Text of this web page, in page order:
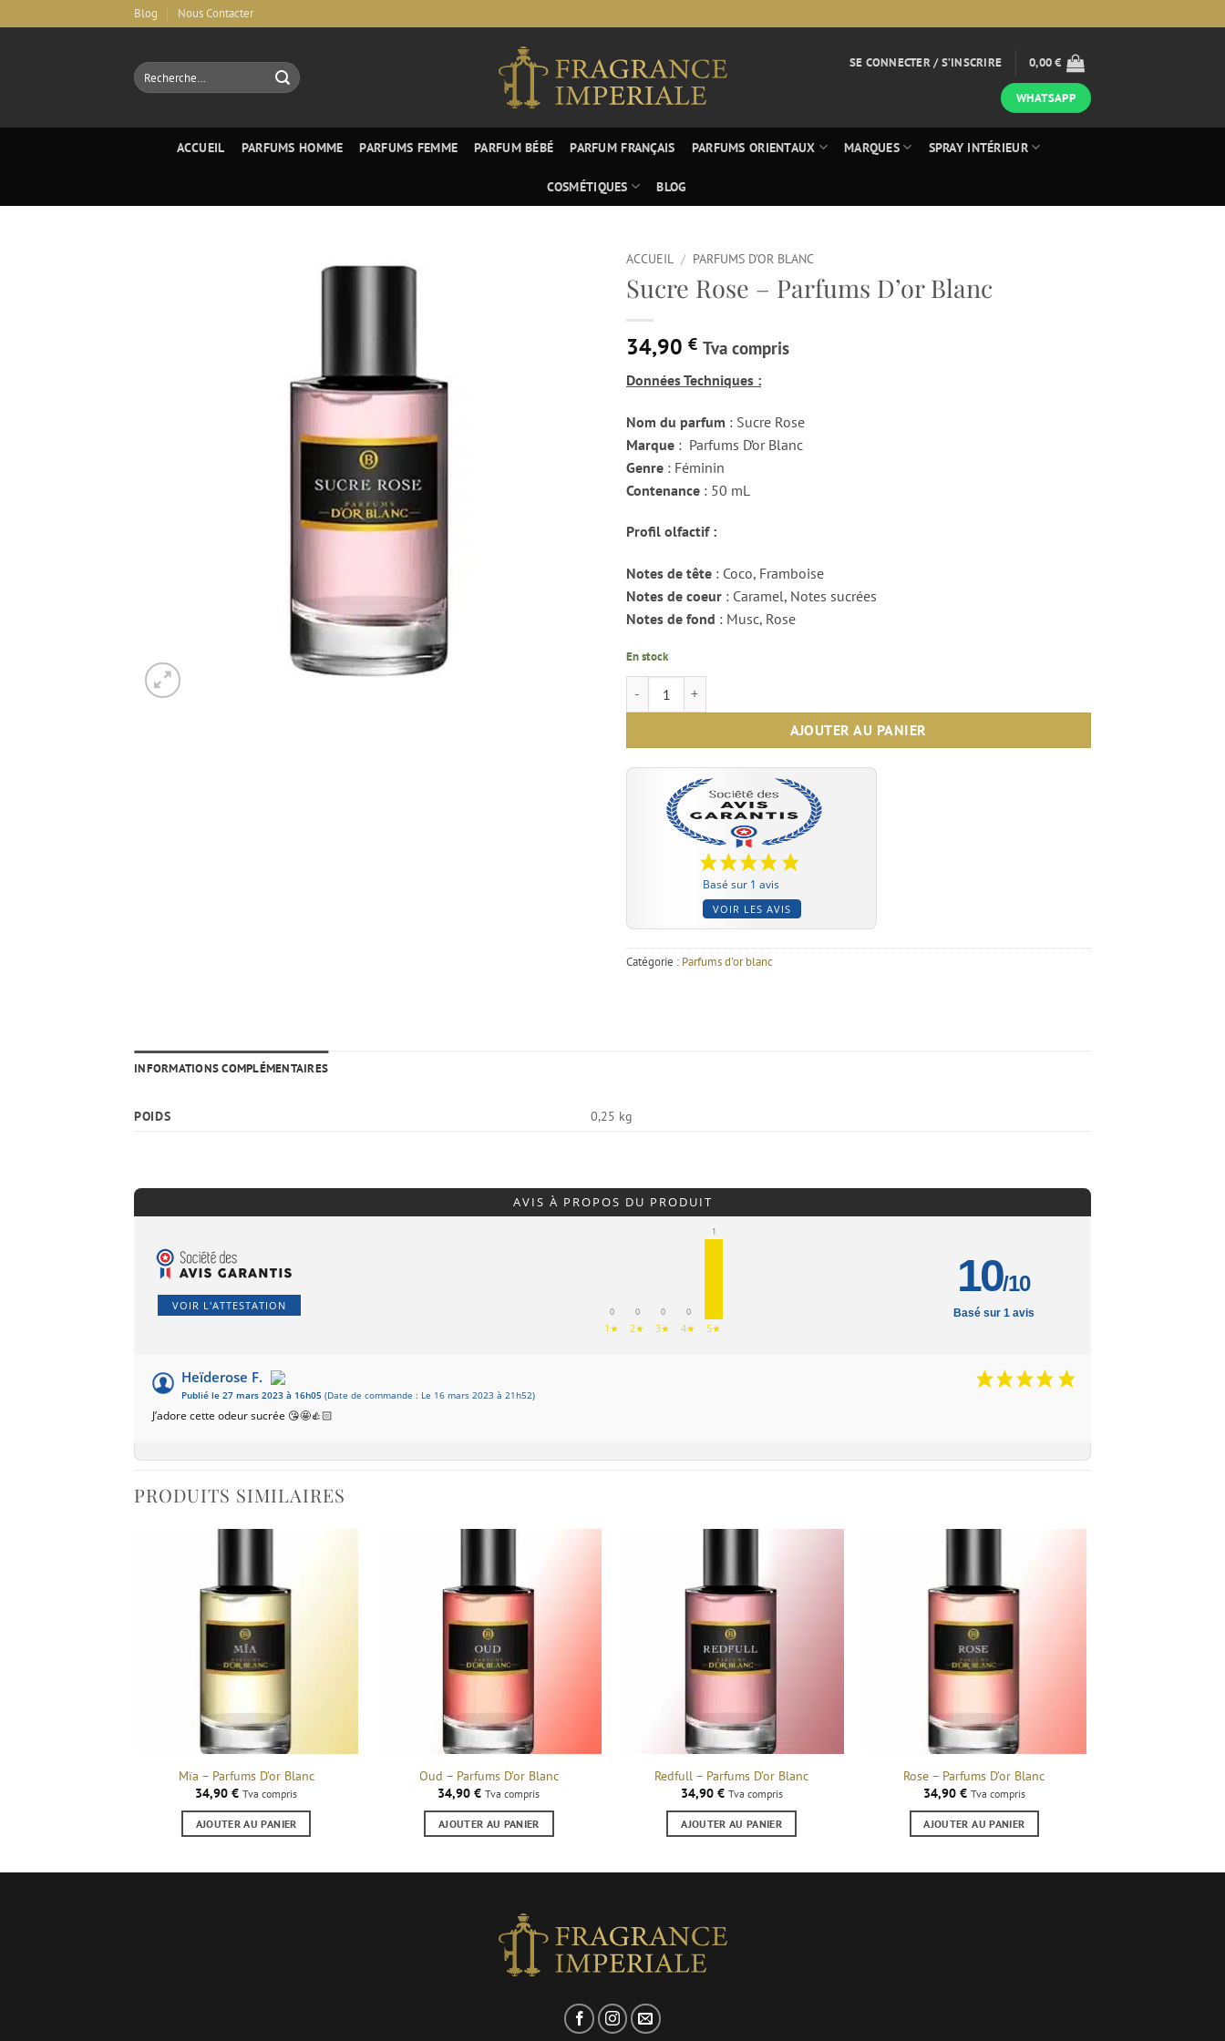
au
Blog Nous Contacter
Recherche
pour :
SE CONNECTER / S’INSCRIRE 0,00€
WHATSAPP
ACCUEIL PARFUMS HOMME PARFUMS FEMME PARFUM BÉBÉ PARFUM FRANÇAIS PARFUMS ORIENTAUX MARQUES SPRAY INTÉRIEUR
COSMÉTIQUES BLOG
ACCUEIL / PARFUMS D'OR BLANC
Sucre Rose – Parfums D’or Blanc
34,90 € Tva compris
Données Techniques :
Nom du parfum : Sucre Rose
Marque : Parfums D’or Blanc
Genre : Féminin
Contenance : 50 mL
Profil olfactif :
Notes de tête : Coco, Framboise
Notes de coeur : Caramel, Notes sucrées
Notes de fond : Musc, Rose
En stock
AJOUTER AU PANIER
Basé sur 1 avis
VOIR LES AVIS
Catégorie : Parfums d'or blanc
INFORMATIONS COMPLÉMENTAIRES
POIDS 0,25 kg
AVIS À PROPOS DU PRODUIT
VOIR L'ATTESTATION 0
1★
0
2★
0
3★
0
4★
1
5★
10/10
Basé sur 1 avis
Heïderose F.
Publié le 27 mars 2023 à 16h05 (Date de commande : Le 16 mars 2023 à 21h52)
J’adore cette odeur sucrée 😘🤩👍🏻
PRODUITS SIMILAIRES
Mïa – Parfums D’or Blanc
34,90€ Tva compris
AJOUTER AU PANIER
Oud – Parfums D’or Blanc
34,90€ Tva compris
AJOUTER AU PANIER
Redfull – Parfums D’or Blanc
34,90 € Tva compris
AJOUTER AU PANIER
Rose – Parfums D’or Blanc
34,90 € Tva compris
AJOUTER AU PANIER